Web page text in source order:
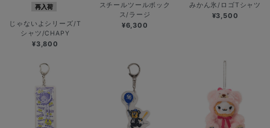
再入荷
じゃないよシリーズ/T
シャツ/CHAPY
¥3,800
スチールツールボック
ス/ラージ
¥6,300
みかん氷/ロゴTシャツ
¥3,500